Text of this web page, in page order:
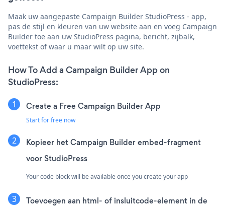
Maak uw aangepaste Campaign Builder StudioPress - app,
pas de stijl en kleuren van uw website aan en voeg Campaign
Builder toe aan uw StudioPress pagina, bericht, zijbalk,
voettekst of waar u maar wilt op uw site.
How To Add a Campaign Builder App on
StudioPress:
Create a Free Campaign Builder App
Start for free now
Kopieer het Campaign Builder embed-fragment
voor StudioPress
Your code block will be available once you create your app
Toevoegen aan html- of insluitcode-element in de